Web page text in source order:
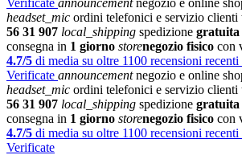
Verificate announcementnegozio e online
headset_mic ordini telefonici e servizio clienti
56 31 907 local_shipping spedizione gratuita
consegna in 1 giorno storenegozio fisico con
4.7/5 di media su oltre 1100 recensioni
Verificate announcementnegozio e online
headset_mic ordini telefonici e servizio clienti
56 31 907 local_shipping spedizione gratuita
consegna in 1 giorno storenegozio fisico con
4.7/5 di media su oltre 1100 recensioni
Verificate